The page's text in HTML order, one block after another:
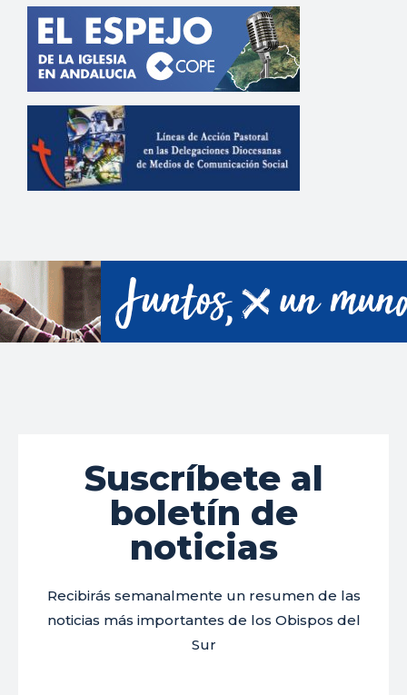
Suscríbete al
boletín de
noticias
Recibirás semanalmente un resumen de las
noticias más importantes de los Obispos del
Sur